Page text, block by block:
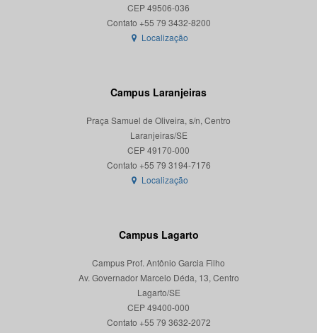
CEP 49506-036
Localização
Campus Laranjeiras
Praça Samuel de Oliveira, s/n, Centro
Laranjeiras/SE
CEP 49170-000
Localização
Campus Lagarto
Campus Prof. Antônio Garcia Filho
Av. Governador Marcelo Déda, 13, Centro
Lagarto/SE
CEP 49400-000